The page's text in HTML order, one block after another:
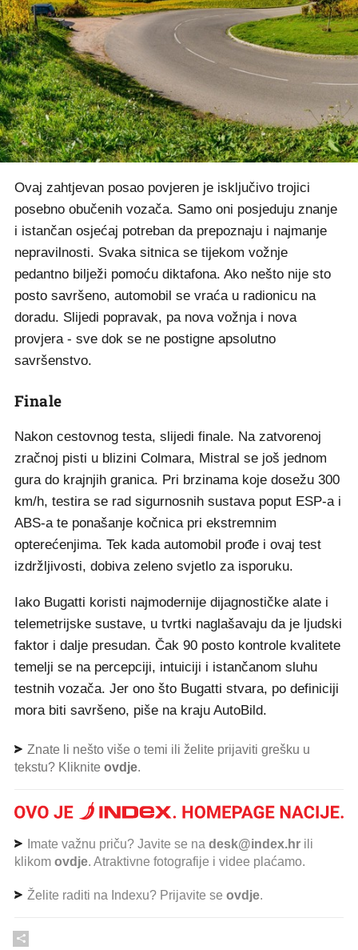
Ovaj zahtjevan posao povjeren je isključivo trojici
posebno obučenih vozača. Samo oni posjeduju znanje
i istančan osjećaj potreban da prepoznaju i najmanje
nepravilnosti. Svaka sitnica se tijekom vožnje
pedantno bilježi pomoću diktafona. Ako nešto nije sto
posto savršeno, automobil se vraća u radionicu na
doradu. Slijedi popravak, pa nova vožnja i nova
provjera - sve dok se ne postigne apsolutno
savršenstvo.
Finale
Nakon cestovnog testa, slijedi finale. Na zatvorenoj
zračnoj pisti u blizini Colmara, Mistral se još jednom
gura do krajnjih granica. Pri brzinama koje dosežu 300
km/h, testira se rad sigurnosnih sustava poput ESP-a i
ABS-a te ponašanje kočnica pri ekstremnim
opterećenjima. Tek kada automobil prođe i ovaj test
izdržljivosti, dobiva zeleno svjetlo za isporuku.
Iako Bugatti koristi najmodernije dijagnostičke alate i
telemetrijske sustave, u tvrtki naglašavaju da je ljudski
faktor i dalje presudan. Čak 90 posto kontrole kvalitete
temelji se na percepciji, intuiciji i istančanom sluhu
testnih vozača. Jer ono što Bugatti stvara, po definiciji
mora biti savršeno, piše na kraju AutoBild.
Znate li nešto više o temi ili želite prijaviti grešku u
tekstu? Kliknite ovdje.
Imate važnu priču? Javite se na desk@index.hr ili
klikom ovdje. Atraktivne fotografije i videe plaćamo.
Želite raditi na Indexu? Prijavite se ovdje.